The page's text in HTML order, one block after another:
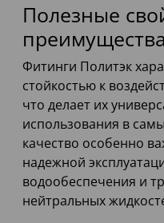
Полезные
преимущества
Фитинги Политэк
стойкостью к
что делает их
использования в
качество особенно
надежной
водообеспечения и
нейтральных